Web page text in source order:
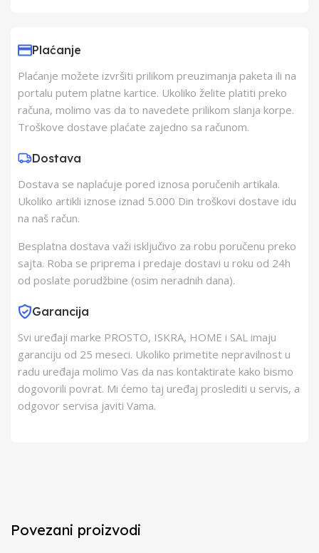
Proizvođač H kft.
Zemlja Porekla
Zemlja Uvoza
Plaćanje
Plaćanje možete izvršiti prilikom preuzimanja paketa ili na
portalu putem platne kartice. Ukoliko želite platiti preko
računa, molimo vas da to navedete prilikom slanja korpe.
Troškove dostave plaćate zajedno sa računom.
Dostava
Dostava se naplaćuje pored iznosa poručenih artikala.
Ukoliko artikli iznose iznad 5.000 Din troškovi dostave idu
na naš račun.
Besplatna dostava važi isključivo za robu poručenu preko
sajta. Roba se priprema i predaje dostavi u roku od 24h
od poslate porudžbine (osim neradnih dana).
Garancija
Svi uređaji marke PROSTO, ISKRA, HOME i SAL imaju
garanciju od 25 meseci. Ukoliko primetite nepravilnost u
radu uređaja molimo Vas da nas kontaktirate kako bismo
dogovorili povrat. Mi ćemo taj uređaj proslediti u servis, a
odgovor servisa javiti Vama.
Povezani proizvodi